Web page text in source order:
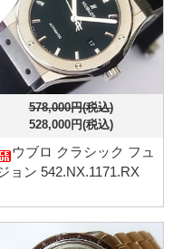
578,000円(税込)
528,000円(税込)
ウブロ クラシック フュ
ョン 542.NX.1171.RX